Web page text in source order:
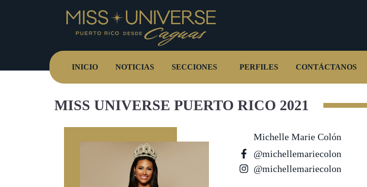
INICIO NOTICIAS SECCIONES PERFILES CONTÁCTANOS
MISS UNIVERSE PUERTO RICO 2021
Michelle Marie Colón
@michellemariecolon
@michellemariecolon